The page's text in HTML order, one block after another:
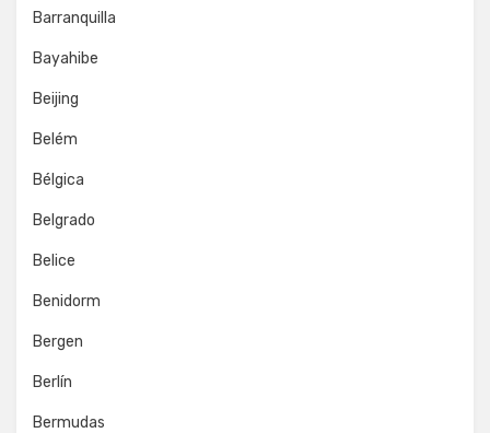
Barranquilla
Bayahibe
Beijing
Belém
Bélgica
Belgrado
Belice
Benidorm
Bergen
Berlín
Bermudas